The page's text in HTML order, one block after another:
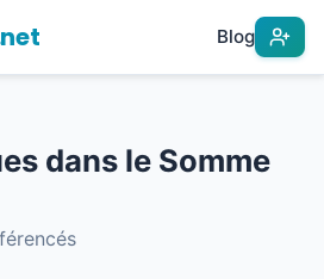
Blog
dans le Somme